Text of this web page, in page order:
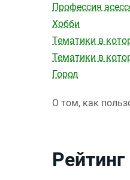
Профессия
Хобби
Тематики в
Тематики в
Город
О том, как
Рейтинг